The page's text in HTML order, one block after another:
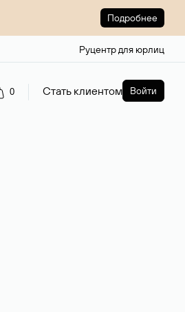
Подробнее
Руцентр для юрлиц
0 Стать клиентом Войти